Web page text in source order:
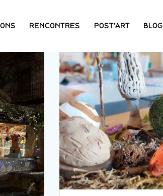
RENCONTRES POST’ART BLOG